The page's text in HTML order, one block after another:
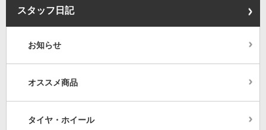
スタッフ日記
お知らせ
オススメ商品
タイヤ・ホイール